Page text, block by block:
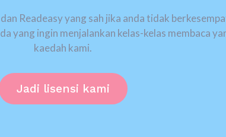
Readeasy yang sah jika anda tidak
yang ingin menjalankan kelas-kelas membaca
kaedah kami.
Jadi lisensi kami